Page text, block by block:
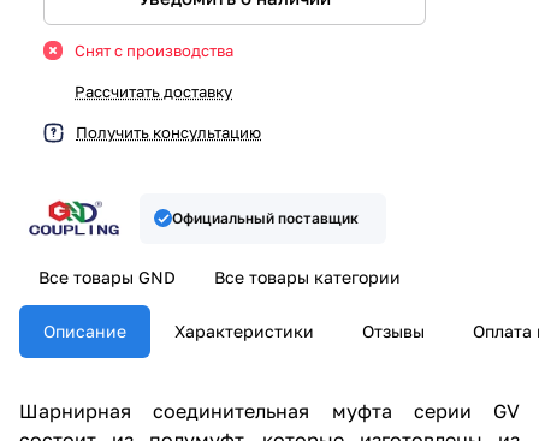
Снят с производства
Рассчитать доставку
Получить консультацию
Официальный поставщик
Все товары GND Все товары категории
Описание Характеристики Отзывы Оплата
Шарнирная соединительная муфта серии GV